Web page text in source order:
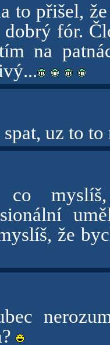
to přišel,
fór.
na
spat, uz to
co
že